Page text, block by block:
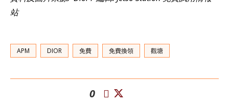
站
APM DIOR 免費 免費換領 觀塘
0